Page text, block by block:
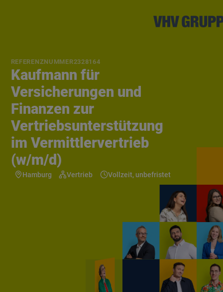
REFERENZNUMMER2328164
Kaufmann für
Versicherungen und
Finanzen zur
Vertriebsunterstützung
im Vermittlervertrieb
(w/m/d)
Hamburg Vertrieb Vollzeit, unbefristet